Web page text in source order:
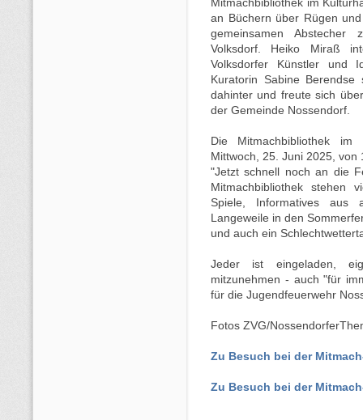
Mitmachbibliothek im
an Büchern über Rügen
gemeinsamen Abstecher
Volksdorf. Heiko Miraß
Volksdorfer Künstler und
Kuratorin Sabine
dahinter und freute sich
der Gemeinde Nossendorf.
Die Mitmachbibliothek
Mittwoch, 25. Juni 2025,
"Jetzt schnell noch an die
Mitmachbibliothek stehen
Spiele, Informatives aus
Langeweile in den
und auch ein
Jeder ist eingeladen,
mitzunehmen - auch "für
für die Jugendfeuerwehr
Fotos ZVG/
Zu Besuch bei der
Zu Besuch bei der